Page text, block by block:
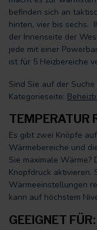
befinden sich an
hinten, vier bis sechs.
der Innenseite der
jede mit einer
ist für 5 Heizbereiche
Sind Sie auf der
Kategorieseite:
TEMPERATUR
Es gibt zwei Knöpfe
Wärmebereiche und
Sie maximale Wärme?
Knopfdruck aktivieren.
Wärmeeinstellungen
kann auf höchstem
GEEIGNET FÜR: